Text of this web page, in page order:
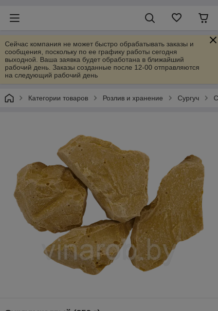
Сейчас компания не может быстро обрабатывать заказы и
сообщения, поскольку по ее графику работы сегодня
выходной. Ваша заявка будет обработана в ближайший
рабочий день. Заказы созданные после 12-00 отправляются
на следующий рабочий день
Категории товаров Розлив и хранение Сургуч